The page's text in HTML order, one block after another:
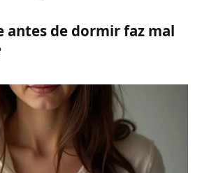
antes de dormir faz mal